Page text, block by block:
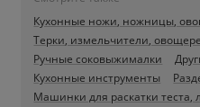
Кухонные ножи, ножницы,
Терки, измельчители,
Ручные соковыжималки
Кухонные инструменты
Машинки для раскатки